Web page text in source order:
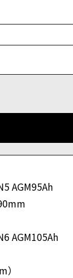
AGM95Ah
AGM105Ah